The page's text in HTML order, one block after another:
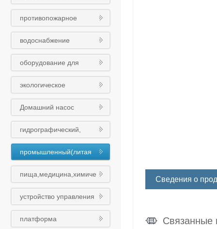
медикаменты
химический насос
противопожарное
оборудование
водоснабжение
оборудования
оборудование для
обработки сточных вод
экологическое
оборудование
Домашний насос
гидрографический,
муниципальный
(чугунный шариковый)
клапан
промышленный(литая
сталь)клапан
пища,медицина,химиче
ская промышленность
клапан
устройство управления
платформа
Сведения о
Связанные